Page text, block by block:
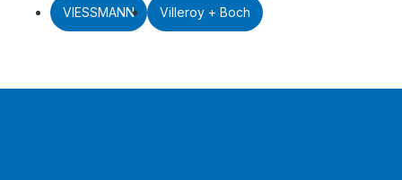
VIESSMANN Villeroy + Boch